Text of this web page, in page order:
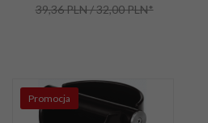
39,36 PLN / 32,00 PLN*
Promocja